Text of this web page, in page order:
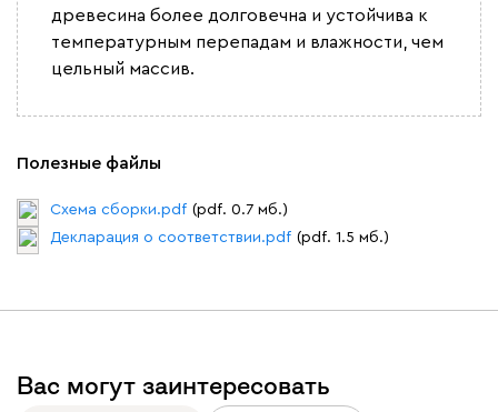
Виридис Клэй Оранж
Букле
Вайт
древесина более долговечна и устойчива к
температурным перепадам и влажности, чем
цельный массив.
Полезные файлы
Схема сборки.pdf (pdf. 0.7 мб.)
Декларация о соответствии.pdf (pdf. 1.5 мб.)
Вас могут заинтересовать